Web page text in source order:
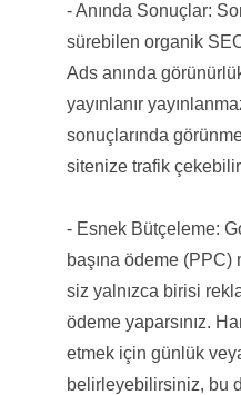
- Anında Sonuçlar:
sürebilen organik
Ads anında
yayınlanır
sonuçlarında
sitenize trafik
- Esnek Bütçeleme:
başına ödeme (PPC)
siz yalnızca birisi
ödeme yaparsınız.
etmek için günlük
belirleyebilirsiniz, bu